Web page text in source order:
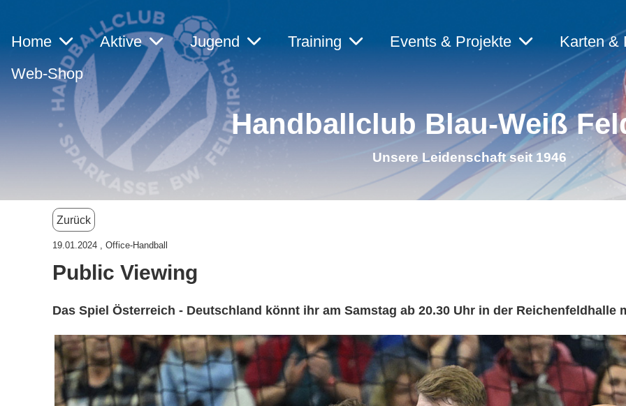
Home Aktive Jugend Training Events & Projekte
Karten &
Web-Shop
Handballclub Blau-Weiß
Unsere Leidenschaft seit 1946
Zurück
19.01.2024 , Office-Handball
Public Viewing
Das Spiel Österreich - Deutschland könnt ihr am Samstag ab 20.30 Uhr in der Reichenfeldhalle